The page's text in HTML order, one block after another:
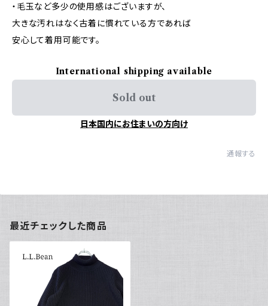
・毛玉など多少の使用感はございますが、
大きな汚れはなく古着に慣れている方であれば
安心して着用可能です。
International shipping available
Sold out
日本国内にお住まいの方向け
通報する
最近チェックした商品